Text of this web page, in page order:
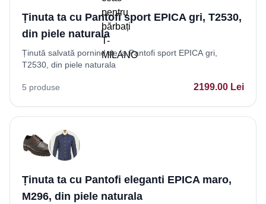
Ținuta ta cu Pantofi sport EPICA gri, T2530,
din piele naturala
Ținută salvată pornind de la Pantofi sport EPICA gri,
T2530, din piele naturala
5 produse 2199.00 Lei
Ținuta ta cu Pantofi eleganti EPICA maro,
M296, din piele naturala